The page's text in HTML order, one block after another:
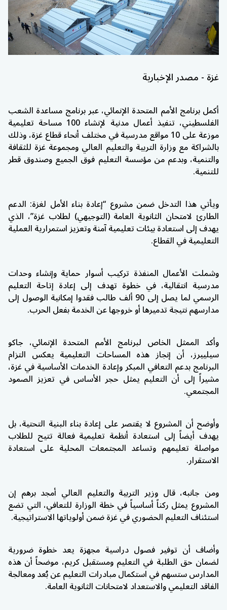
غزة - مصدر الإخبارية
أكملبرنامج الأمم المتحدة الإنمائي، عبر برنامج مساعدة الشعب
الفلسطيني، تنفيذ أعمال مدنية لإنشاء 100 مساحة تعليمية
موزعة على 10 مواقع مدرسية في مختلف أنحاء قطاع غزة، وذلك
بالشراكة مع وزارة التربية والتعليم العالي ومجموعة غزة للثقافة
والتنمية، وبدعم منمؤسسة التعليم فوق الجميع وصندوق قطر
للتنمية.
ويأتي هذا التدخل ضمن مشروع “إعادة بناء الأمل لغزة: الدعم
الطارئ لامتحان الثانوية العامة (التوجيهي) لطلاب غزة”، الذي
يهدف إلى استعادة بيئات تعليمية آمنة وتعزيز استمرارية العملية
التعليمية في القطاع.
وشملت الأعمال المنفذة تركيب أسوار حماية وإنشاء وحدات
مدرسية انتقالية، في خطوة تهدف إلى إعادة إتاحة التعليم
الرسمي لما يصل إلى 90 ألف طالب فقدوا إمكانية الوصول إلى
مدارسهم نتيجة تدميرها أو خروجها عن الخدمة بفعل الحرب.
وأكد الممثل الخاص لبرنامج الأمم المتحدة الإنمائي، جاكو
سيلييرز، أن إنجاز هذه المساحات التعليمية يعكس التزام
البرنامج بدعم التعافي المبكر وإعادة الخدمات الأساسية في غزة،
مشيراً إلى أن التعليم يمثل حجر الأساس في تعزيز الصمود
المجتمعي.
وأوضح أن المشروع لا يقتصر على إعادة بناء البنية التحتية، بل
يهدف أيضاً إلى استعادة أنظمة تعليمية فعالة تتيح للطلاب
مواصلة تعليمهم وتساعد المجتمعات المحلية على استعادة
الاستقرار.
ومن جانبه، قال وزير التربية والتعليم العالي أمجد برهم إن
المشروع يمثل ركناً أساسياً في خطة الوزارة للتعافي، التي تضع
استئناف التعليم الحضوري في غزة ضمن أولوياتها الاستراتيجية.
وأضاف أن توفير فصول دراسية مجهزة يعد خطوة ضرورية
لضمان حق الطلبة في التعليم ومستقبل كريم، موضحاً أن هذه
المدارس ستسهم في استكمال مبادرات التعليم عن بُعد ومعالجة
الفاقد التعليمي والاستعداد لامتحانات الثانوية العامة.